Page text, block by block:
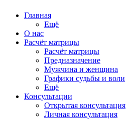
Главная
Ещё
О нас
Расчёт матрицы
Расчёт матрицы
Предназначение
Мужчина и женщина
Графики судьбы и воли
Ещё
Консультации
Открытая консультация
Личная консультация